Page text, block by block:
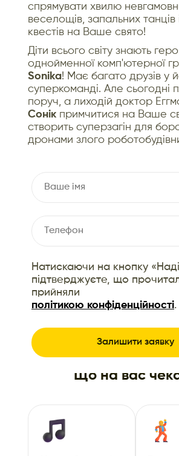
спрямувати хвилю
веселощів, запальних танців
квестів на Ваше свято!
Діти всього світу знають
однойменної комп'ютерної
Sonikа! Має багато друзів у
суперкоманді. Але сьогодні
поруч, а лиходій доктор
Сонік примчитися на Ваше
створить суперзагін для
дронами злого
Натискаючи на кнопку
підтверджуєте, що
прийняли
політикою конфіденційності.
Що на вас